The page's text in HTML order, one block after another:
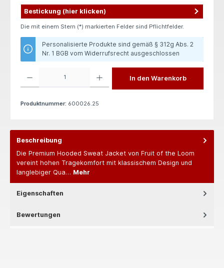
Bestickung (hier klicken)
Die mit einem Stern (*) markierten Felder sind Pflichtfelder.
Personalisierte Produkte sind gemäß § 312g Abs. 2
Nr. 1 BGB vom Widerrufsrecht ausgeschlossen
In den Warenkorb
Produktnummer: 600026.25
Beschreibung
Die Premium Hooded Sweat Jacket von Fruit of the Loom
vereint hohen Tragekomfort mit klassischem Design und
langlebiger Qua… Mehr
Eigenschaften
Bewertungen